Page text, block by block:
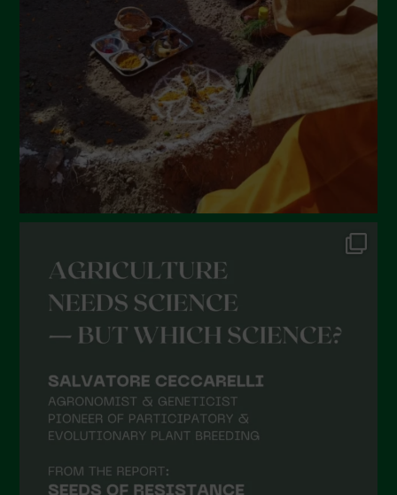
Aprile 2022
Febbraio 2022
Gennaio 2022
Dicembre 2021
Novembre 2021
Settembre 2021
Agosto 2021
Luglio 2021
Aprile 2021
Febbraio 2021